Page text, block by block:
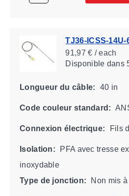
TJ36-ICSS-14U-
91,97 € / each
Disponibledans
Longueur du câble: 40 in
Code couleur standard:
Connexion électrique: Fils
Isolation:
PFA avec tresse
inoxydable
Type de jonction:
Non mis